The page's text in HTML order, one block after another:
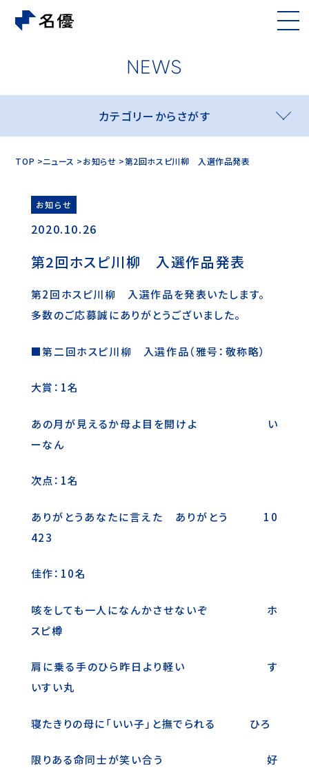
カテゴリーからさがす
TOP ニュース お知らせ 第2回ホスピ川柳 入選作品発表
お知らせ
2020.10.26
第2回ホスピ川柳 入選作品発表
第2回ホスピ川柳 入選作品を発表いたします。
多数のご応募誠にありがとうございました。
■第二回ホスピ川柳 入選作品（雅号：敬称略）
大賞：1名
あの月が見えるか母よ目を開けよ い
ーなん
次点：1名
ありがとうあなたに言えた ありがとう 10
423
佳作：10名
咳をしても一人になんかさせないぞ ホ
スピ樽
肩に乗る手のひら昨日より軽い す
いすい丸
寝たきりの母に「いい子」と撫でられる ひろ
限りある命同士が笑い合う 好